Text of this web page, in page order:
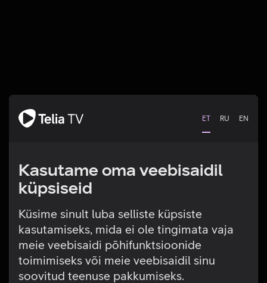
ET RU EN
Kasutame oma veebisaidil
küpsiseid
Küsime sinult luba selliste küpsiste
kasutamiseks, mida ei ole tingimata vaja
meie veebisaidi põhifunktsioonide
toimimiseks või meie veebisaidil sinu
soovitud teenuse pakkumiseks.
Tehniline viga